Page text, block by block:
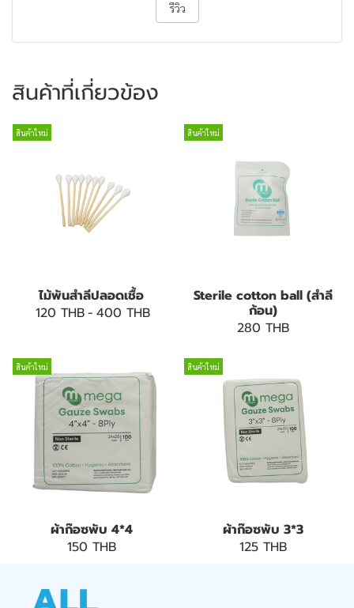
รีวิว
สินค้าที่เกี่ยวข้อง
สินค้าใหม่
ไม้พันสำลีปลอดเชื้อ
120 THB- 400 THB
สินค้าใหม่
Sterile cotton ball (สำลี
ก้อน)
280 THB
สินค้าใหม่
ผ้าก๊อซพับ 4*4
150 THB
สินค้าใหม่
ผ้าก๊อซพับ 3*3
125 THB